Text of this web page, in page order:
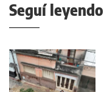
Seguí leyendo